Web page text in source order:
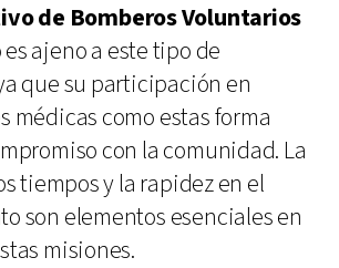
de Bomberos Voluntarios
es ajeno a este tipo de
que su participación en
médicas como estas forma
con la comunidad. La
tiempos y la rapidez en el
son elementos esenciales en
misiones.